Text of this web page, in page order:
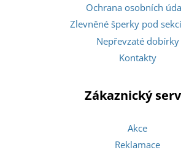
Ochrana osobních
Zlevněné šperky pod sekcí
Nepřevzaté dobírky
Kontakty
Zákaznický
Akce
Reklamace